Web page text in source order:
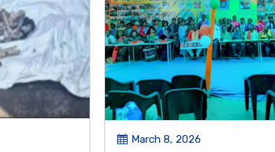
March 8, 2026